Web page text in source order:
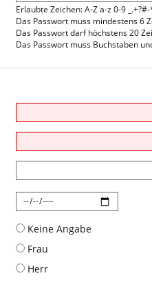
Erlaubte Zeichen: A-Z a-z 0-9
Das Passwort muss mindestens 6
Das Passwort darf höchstens 20
Das Passwort muss Buchstaben
Keine Angabe
Frau
Herr